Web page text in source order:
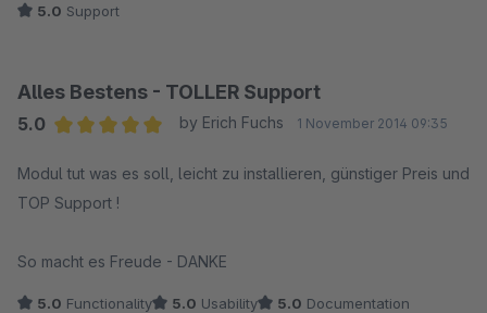
Kontakt bedanken!
5.0 Support
Alles Bestens - TOLLER Support
5.0
by Erich Fuchs 1 November 2014 09:35
Modul tut was es soll, leicht zu installieren, günstiger Preis und
TOP Support !
So macht es Freude - DANKE
5.0 Functionality 5.0 Usability 5.0 Documentation